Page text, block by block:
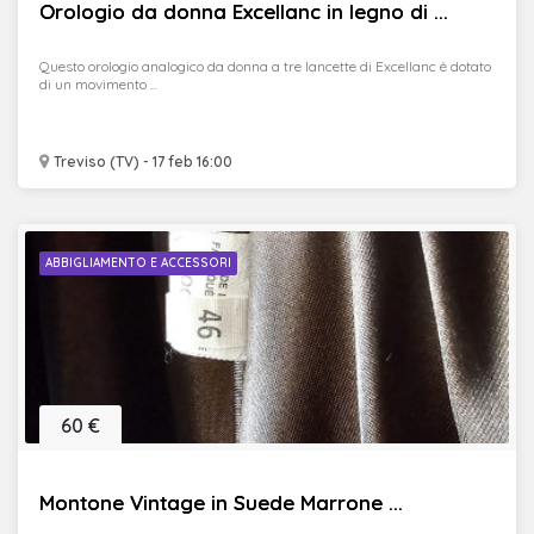
Orologio da donna Excellanc in legno di ...
Treviso (TV) - 17 feb 16:00
Questo orologio analogico da donna a tre lancette di Excellanc è dotato
di un movimento ...
ABBIGLIAMENTO E ACCESSORI
Montone Vintage in Suede Marrone ...
60 €